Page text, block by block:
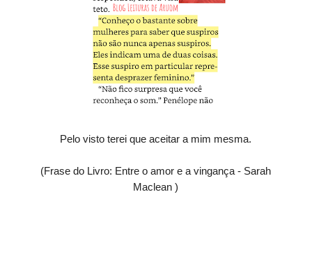
Pelo visto terei que aceitar a mim mesma.
(Frase do Livro: Entre o amor e a vingança - Sarah
Maclean )